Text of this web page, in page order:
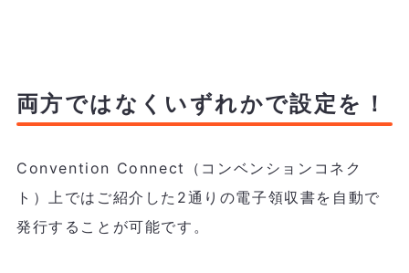
両方ではなくいずれかで設定を！
Convention Connect（コンベンションコネク
ト）上ではご紹介した2通りの電子領収書を自動で
発行することが可能です。